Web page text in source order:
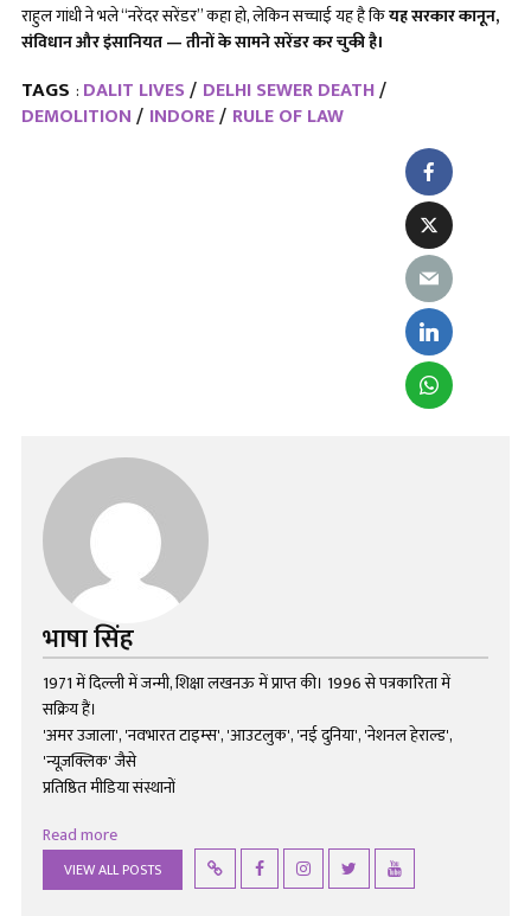
राहुल गांधी ने भले “नरेंदर सरेंडर” कहा हो, लेकिन सच्चाई यह है कियह सरकार कानून,
संविधान और इंसानियत — तीनों के सामने सरेंडर कर चुकी है।
TAGS : DALIT LIVES
DELHI SEWER DEATH
DEMOLITION
INDORE RULE OF LAW
भाषा सिंह
1971 में दिल्ली में जन्मी, शिक्षा लखनऊ में प्राप्त की। 1996 से पत्रकारिता में
सक्रिय हैं।
'अमर उजाला', 'नवभारत टाइम्स', 'आउटलुक', 'नई दुनिया', 'नेशनल हेराल्ड',
'न्यूज़क्लिक' जैसे
प्रतिष्ठित मीडिया संस्थानों
Read more
VIEW ALL POSTS